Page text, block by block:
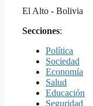
El Alto - Bolivia
Secciones:
Política
Sociedad
Economía
Salud
Educación
Seguridad